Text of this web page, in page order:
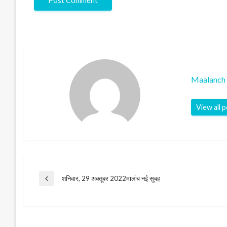
View all
Post
Previous
शनिवार, 29 अक्तूबर 2022मालंच नई सुबह